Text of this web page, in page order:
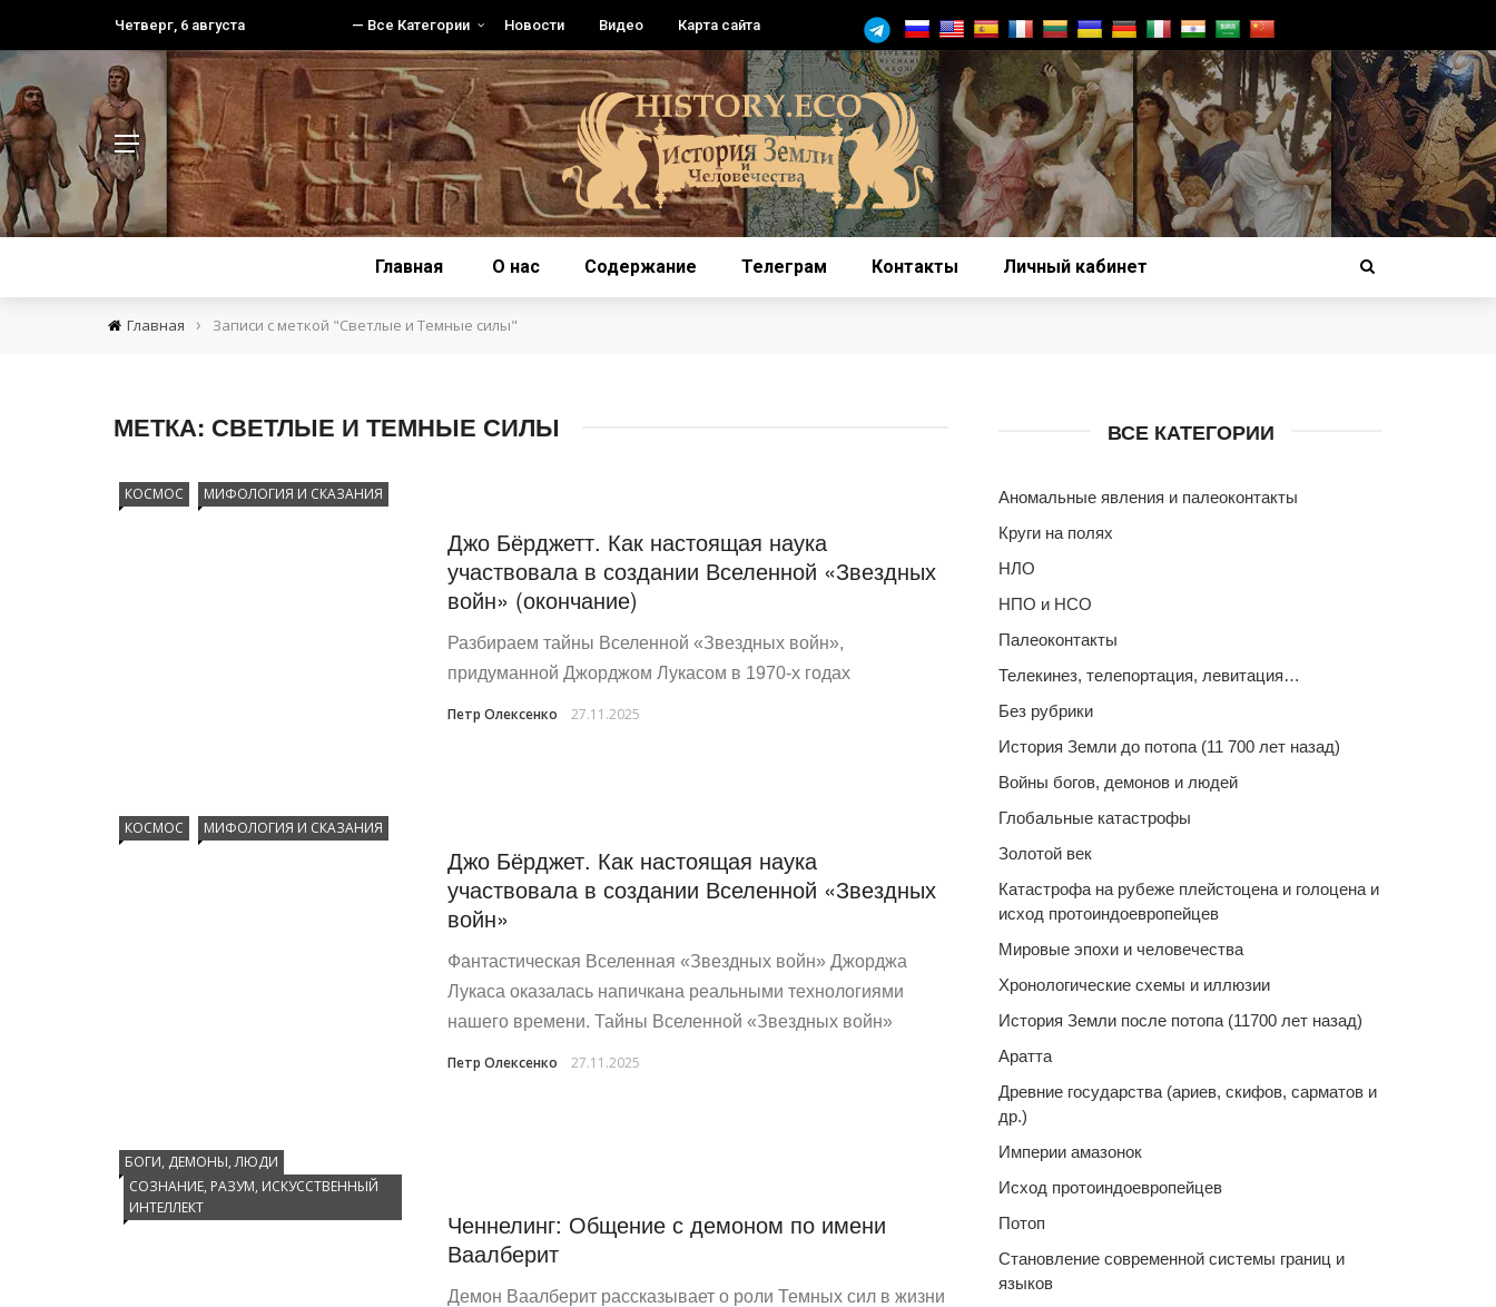
Четверг, 6 августа — Все Категории Новости Видео Карта сайта
Главная О нас Содержание Телеграм Контакты Личный кабинет
Главная › Записи с меткой "Светлые и Темные силы"
МЕТКА: СВЕТЛЫЕ И ТЕМНЫЕ СИЛЫ
КОСМОС МИФОЛОГИЯ И СКАЗАНИЯ
Джо Бёрджетт. Как настоящая наука
участвовала в создании Вселенной «Звездных
войн» (окончание)
Разбираем тайны Вселенной «Звездных войн»,
придуманной Джорджом Лукасом в 1970-х годах
Петр Олексенко 27.11.2025
КОСМОС МИФОЛОГИЯ И СКАЗАНИЯ
Джо Бёрджет. Как настоящая наука
участвовала в создании Вселенной «Звездных
войн»
Фантастическая Вселенная «Звездных войн» Джорджа
Лукаса оказалась напичкана реальными технологиями
нашего времени. Тайны Вселенной «Звездных войн»
Петр Олексенко 27.11.2025
БОГИ, ДЕМОНЫ, ЛЮДИ
СОЗНАНИЕ, РАЗУМ, ИСКУССТВЕННЫЙ
ИНТЕЛЛЕКТ
Ченнелинг: Общение с демоном по имени
Ваалберит
Демон Ваалберит рассказывает о роли Темных сил в жизни
ВСЕ КАТЕГОРИИ
Аномальные явления и палеоконтакты
Круги на полях
НЛО
НПО и НСО
Палеоконтакты
Телекинез, телепортация, левитация…
Без рубрики
История Земли до потопа (11 700 лет назад)
Войны богов, демонов и людей
Глобальные катастрофы
Золотой век
Катастрофа на рубеже плейстоцена и голоцена и
исход протоиндоевропейцев
Мировые эпохи и человечества
Хронологические схемы и иллюзии
История Земли после потопа (11700 лет назад)
Аратта
Древние государства (ариев, скифов, сарматов и
др.)
Империи амазонок
Исход протоиндоевропейцев
Потоп
Становление современной системы границ и
языков